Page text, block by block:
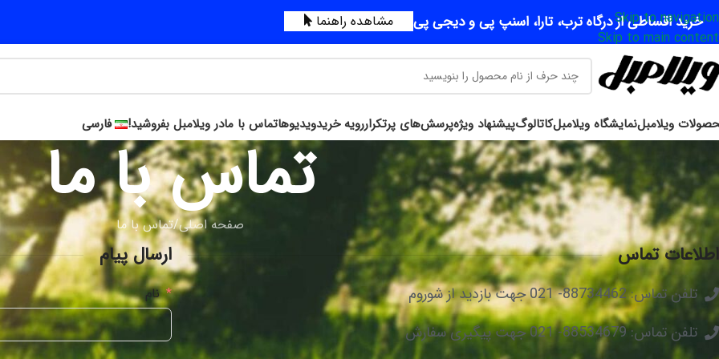
Skip to navigation
Skip to main content
خرید اقساطی از درگاه ترب، تارا، اسنپ پی و دیجی پی مشاهده راهنما
ویلامبلنمایشگاه ویلامبلکاتالوگپیشنهاد ویژهپرسش‌های پرتکراررویه خریدویدیوهاتماس با مادر ویلامبل بفروشید! فارسی
تماس با ما
صفحه اصلی تماس با ما
اطلاعات تماس
تلفن تماس: 88734462- 021 جهت بازدید از شوروم
تلفن تماس: 88534679- 021 جهت پیگیری سفارش
ارسال پیام
نام